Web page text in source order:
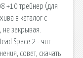
+10 трейнер (для
в каталог с
не закрывая.
Space 2 - чит
совет, скачать